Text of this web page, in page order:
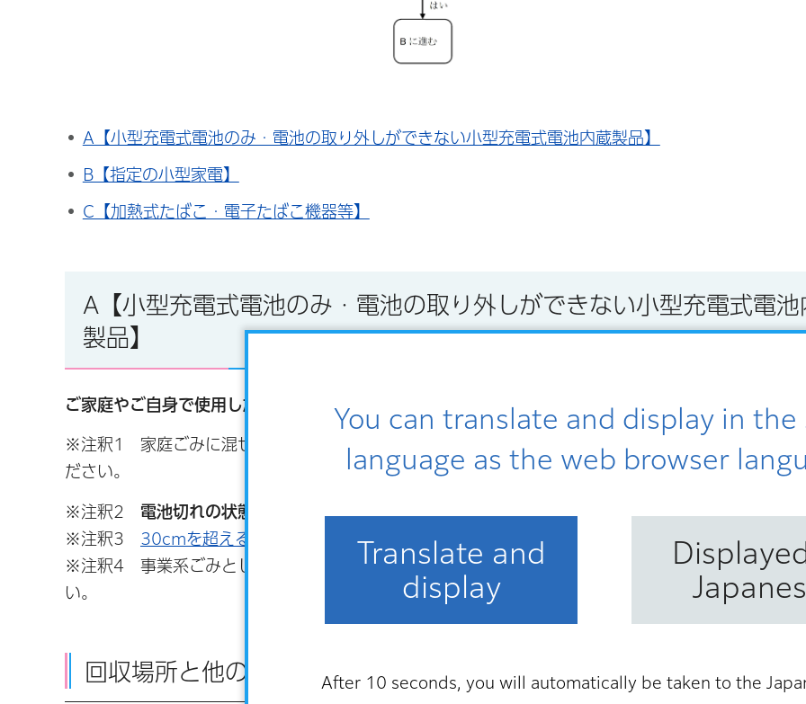
You can translate and display in the
language as the web browser
Translate and
display
After 10 seconds, you will automatically be taken to the
A【小型充電式電池のみ・電池の取り外しができない小型充電式電池内蔵製品】
B【指定の小型家電】
C【加熱式たばこ・電子たばこ機器等】
A【小型充電式電池のみ・電池の取り外しができない小型充電式電池
製品】
ご家庭やご自身で使用したものに限り 、下記の施設で回収します。
※注釈1 家庭ごみに混ぜてごみ集積所に出すと、 ごみ収集車内で発火する可能性があります
ので絶
ださい。
※注釈2 電池切れの状態
※注釈3
30cmを超えるものは「粗大ごみ」です。（内部サイトへリンク）
※注釈4 事業系ごみとして充電式電池を出す場合は、「産業廃棄物」として事業者が適切に処分をし
い。
回収場所と他の回収可能な品目について